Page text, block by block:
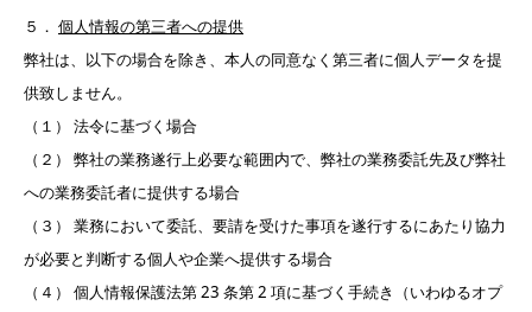
５． 個人情報の第三者への提供
弊社は、以下の場合を除き、本人の同意なく第三者に個人データを提
供致しません。
（１） 法令に基づく場合
（２） 弊社の業務遂行上必要な範囲内で、弊社の業務委託先及び弊社
への業務委託者に提供する場合
（３） 業務において委託、要請を受けた事項を遂行するにあたり協力
が必要と判断する個人や企業へ提供する場合
（４） 個人情報保護法第 23 条第 2 項に基づく手続き（いわゆるオプ